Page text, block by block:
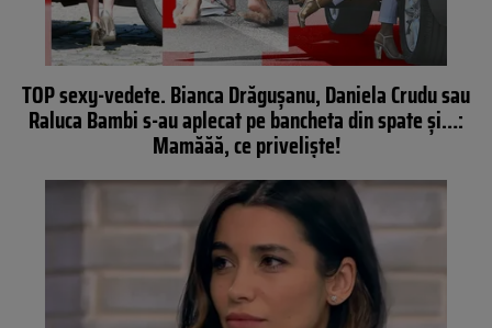
TOP sexy-vedete. Bianca Drăgușanu, Daniela Crudu sau
Raluca Bambi s-au aplecat pe bancheta din spate și…:
Mamăăă, ce priveliște!